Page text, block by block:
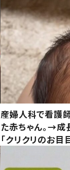
産婦人科で看護
た赤ちゃん。→成
「クリクリのお目